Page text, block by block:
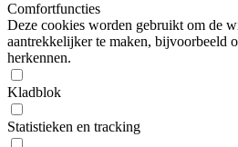
Comfortfuncties
Deze cookies worden gebruikt om de
aantrekkelijker te maken, bijvoorbeeld
herkennen.
Kladblok
Statistieken en tracking